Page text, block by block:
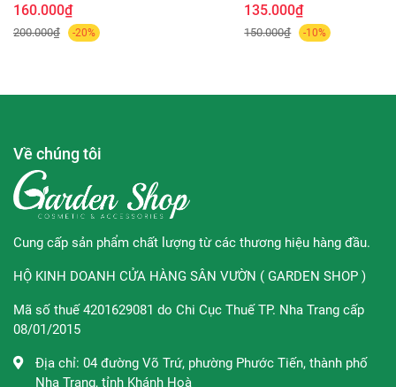
Đặc trưng:
160.000₫
200.000₫ -20%
135.000₫
150.000₫ -10%
Về chúng tôi
Cung cấp sản phẩm chất lượng từ các thương hiệu hàng đầu.
HỘ KINH DOANH CỬA HÀNG SÂN VƯỜN ( GARDEN SHOP )
Mã số thuế 4201629081 do Chi Cục Thuế TP. Nha Trang cấp
08/01/2015
Địa chỉ: 04 đường Võ Trứ, phường Phước Tiến, thành phố
Nha Trang, tỉnh Khánh Hoà